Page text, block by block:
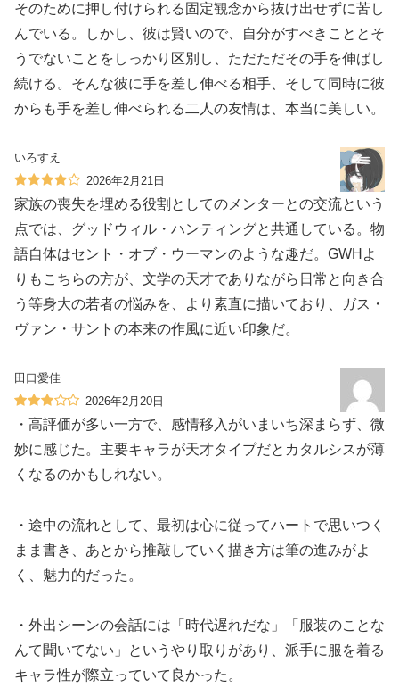
そのために押し付けられる固定観念から抜け出せずに苦し
んでいる。しかし、彼は賢いので、自分がすべきこととそ
うでないことをしっかり区別し、ただただその手を伸ばし
続ける。そんな彼に手を差し伸べる相手、そして同時に彼
からも手を差し伸べられる二人の友情は、本当に美しい。
いろすえ
2026年2月21日
家族の喪失を埋める役割としてのメンターとの交流という
点では、グッドウィル・ハンティングと共通している。物
語自体はセント・オブ・ウーマンのような趣だ。GWHよ
りもこちらの方が、文学の天才でありながら日常と向き合
う等身大の若者の悩みを、より素直に描いており、ガス・
ヴァン・サントの本来の作風に近い印象だ。
田口愛佳
2026年2月20日
・高評価が多い一方で、感情移入がいまいち深まらず、微
妙に感じた。主要キャラが天才タイプだとカタルシスが薄
くなるのかもしれない。
・途中の流れとして、最初は心に従ってハートで思いつく
まま書き、あとから推敲していく描き方は筆の進みがよ
く、魅力的だった。
・外出シーンの会話には「時代遅れだな」「服装のことな
んて聞いてない」というやり取りがあり、派手に服を着る
キャラ性が際立っていて良かった。